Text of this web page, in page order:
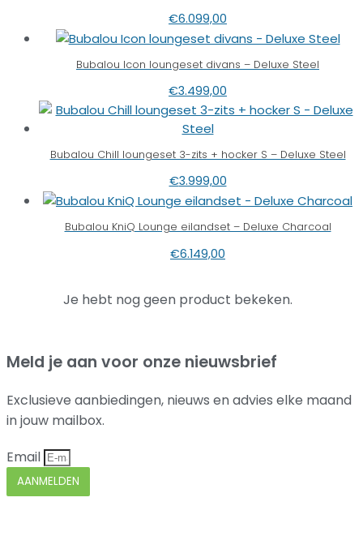
€6.099,00
Bubalou Icon loungeset divans – Deluxe Steel
€3.499,00
Bubalou Chill loungeset 3-zits + hocker S – Deluxe Steel
€3.999,00
Bubalou KniQ Lounge eilandset – Deluxe Charcoal
€6.149,00
Je hebt nog geen product bekeken.
Meld je aan voor onze nieuwsbrief
Exclusieve aanbiedingen, nieuws en advies elke maand
in jouw mailbox.
Email
AANMELDEN